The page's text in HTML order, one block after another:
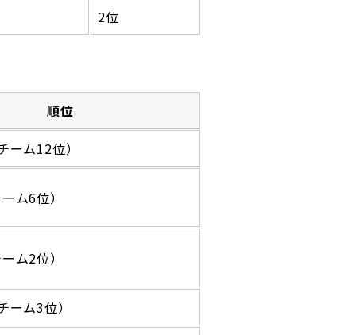
2位
順位
ーム12位）
ム6位）
ム2位）
ーム3位）